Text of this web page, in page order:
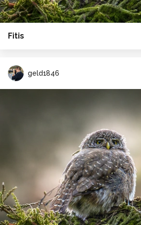
Fitis
geld1846